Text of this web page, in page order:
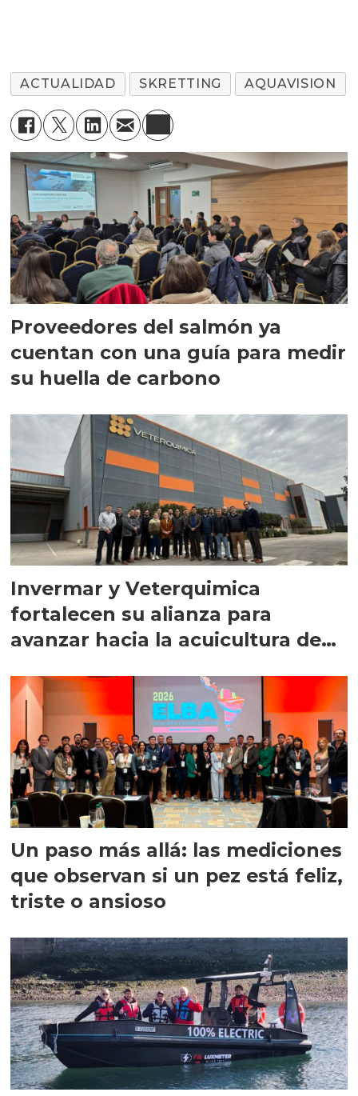
ACTUALIDAD SKRETTING AQUAVISION
Proveedores del salmón ya
cuentan con una guía para medir
su huella de carbono
Invermar y Veterquimica
fortalecen su alianza para
avanzar hacia la acuicultura de
Un paso más allá: las mediciones
que observan si un pez está feliz,
triste o ansioso